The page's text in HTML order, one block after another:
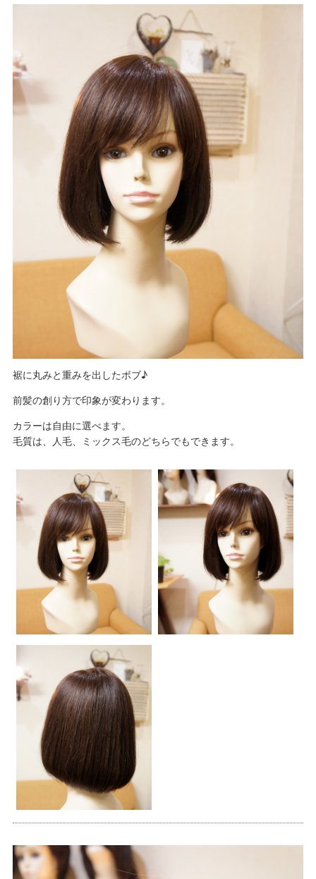
裾に丸みと重みを出したボブ♪
前髪の創り方で印象が変わります。
カラーは自由に選べます。
毛質は、人毛、ミックス毛のどちらでもできます。